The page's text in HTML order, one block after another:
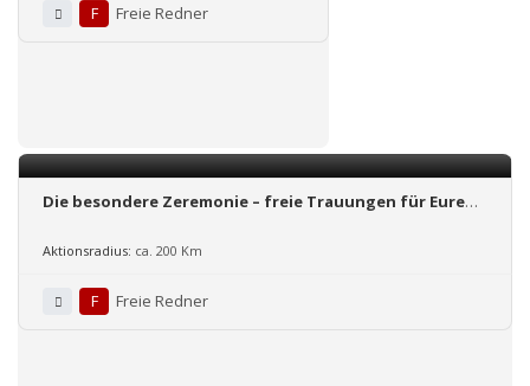
F Freie Redner
Die besondere Zeremonie – freie Trauungen für Euren
Aktionsradius: ca. 200 Km
F Freie Redner